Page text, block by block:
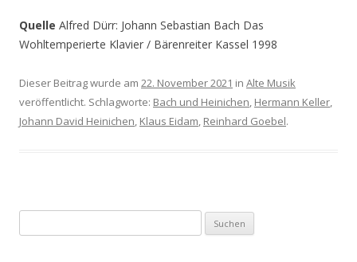
Quelle Alfred Dürr: Johann Sebastian Bach Das
Wohltemperierte Klavier / Bärenreiter Kassel 1998
Dieser Beitrag wurde am 22. November 2021 in Alte Musik
veröffentlicht. Schlagworte: Bach und Heinichen, Hermann Keller,
Johann David Heinichen, Klaus Eidam, Reinhard Goebel.
u